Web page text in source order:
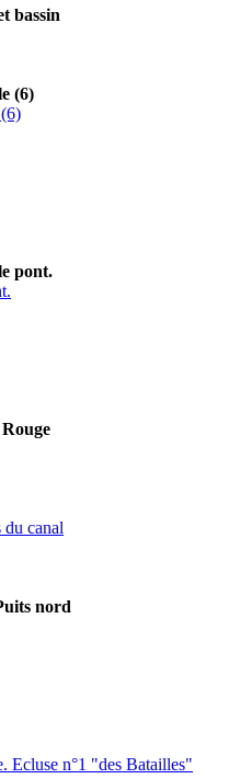
bassin
(6)
pont.
du canal
nord
Ecluse n°1 "des Batailles"